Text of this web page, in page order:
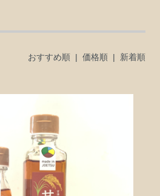
おすすめ順| 価格順| 新着順